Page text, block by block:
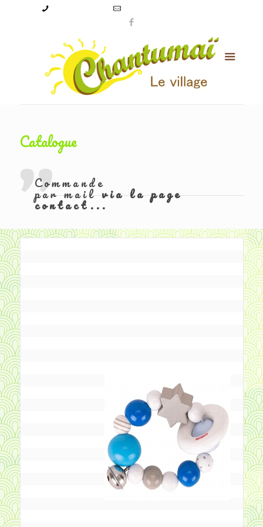
Catalogue
Commande
par mailvia la page
contact...